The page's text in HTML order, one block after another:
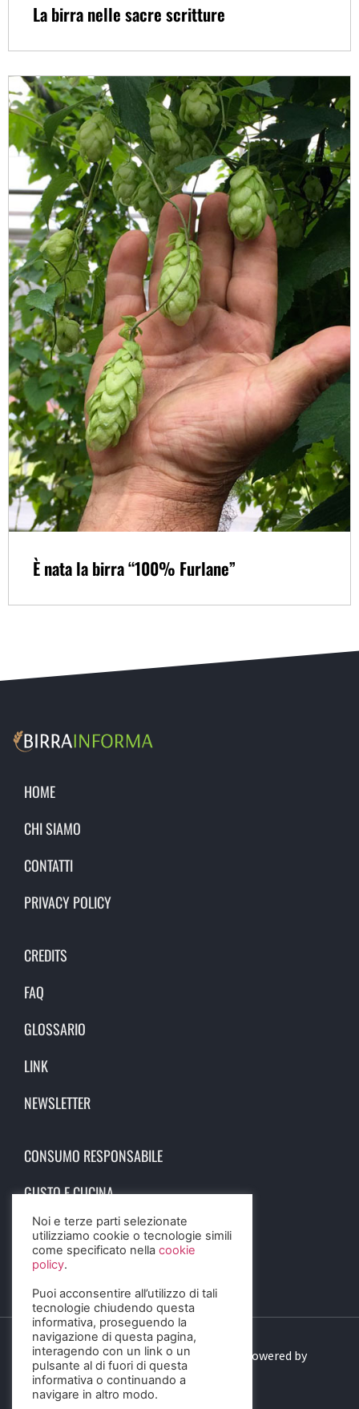
La birra nelle sacre scritture
È nata la birra “100% Furlane”
HOME
CHI SIAMO
CONTATTI
PRIVACY POLICY
CREDITS
FAQ
GLOSSARIO
LINK
NEWSLETTER
CONSUMO RESPONSABILE
GUSTO E CUCINA
SCIENZA E SALUTE
STORIA E CULTURA
© 2023 Birra Informa. All Rights Reserved. Powered by
DIGITALSENSE
Noi e terze parti selezionate
utilizziamo cookie o tecnologie simili
come specificato nella cookie
policy.
Puoi acconsentire all’utilizzo di tali
tecnologie chiudendo questa
informativa, proseguendo la
navigazione di questa pagina,
interagendo con un link o un
pulsante al di fuori di questa
informativa o continuando a
navigare in altro modo.